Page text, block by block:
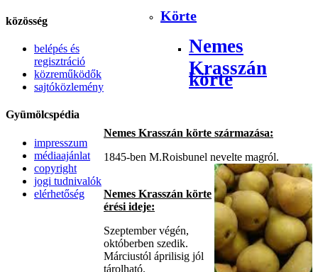
közösség
belépés és
regisztráció
közreműködők
sajtóközlemény
Gyümölcspédia
impresszum
médiaajánlat
copyright
jogi tudnivalók
elérhetőség
Körte
Nemes
Krasszán
körte
Nemes Krasszán körte származása:
1845-ben M.Roisbunel nevelte magról.
Nemes Krasszán körte
érési ideje:
Szeptember végén,
októberben szedik.
Márciustól áprilisig jól
tárolható.